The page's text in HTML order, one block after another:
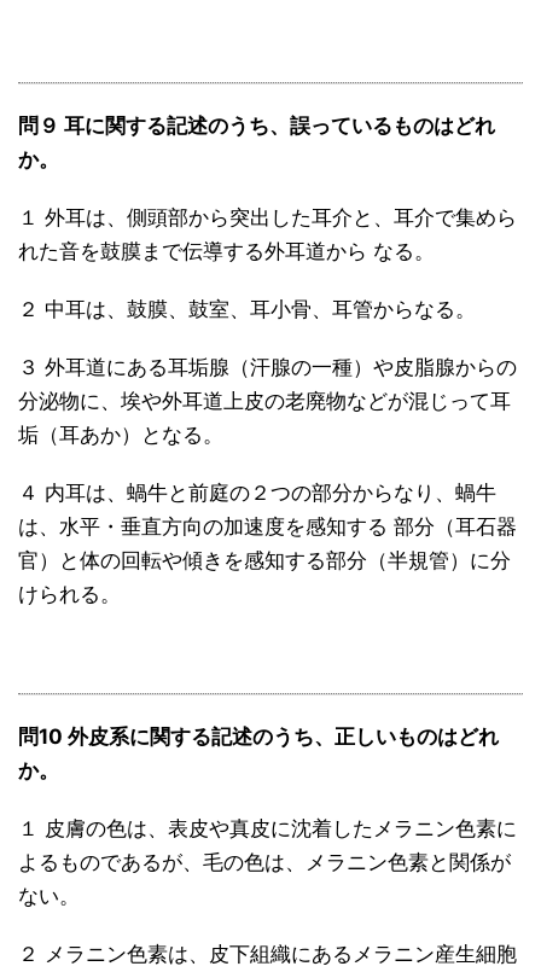
問９ 耳に関する記述のうち、誤っているものはどれ
か。
１ 外耳は、側頭部から突出した耳介と、耳介で集めら
れた音を鼓膜まで伝導する外耳道から なる。
２ 中耳は、鼓膜、鼓室、耳小骨、耳管からなる。
３ 外耳道にある耳垢腺（汗腺の一種）や皮脂腺からの
分泌物に、埃や外耳道上皮の老廃物などが混じって耳
垢（耳あか）となる。
４ 内耳は、蝸牛と前庭の２つの部分からなり、蝸牛
は、水平・垂直方向の加速度を感知する 部分（耳石器
官）と体の回転や傾きを感知する部分（半規管）に分
けられる。
問10 外皮系に関する記述のうち、正しいものはどれ
か。
１ 皮膚の色は、表皮や真皮に沈着したメラニン色素に
よるものであるが、毛の色は、メラニン色素と関係が
ない。
２ メラニン色素は、皮下組織にあるメラニン産生細胞